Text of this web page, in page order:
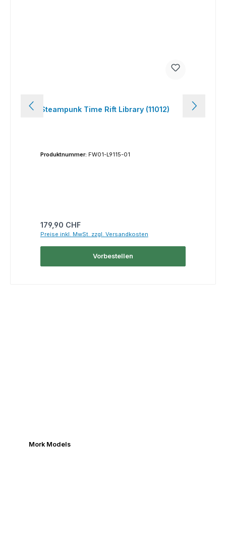
Steampunk Time Rift Library (11012)
Produktnummer: FW01-L9115-01
Regulärer Preis:
179,90 CHF
Preise inkl. MwSt. zzgl. Versandkosten
Vorbestellen
Mork Models